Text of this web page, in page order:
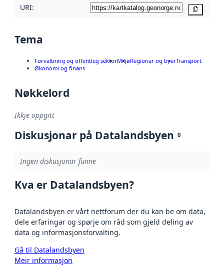
URI:
Tema
Forvaltning og offentleg sektorMiljøRegionar og byarTransport
Økonomi og finans
Nøkkelord
Ikkje oppgitt
Diskusjonar på Datalandsbyen 0
Ingen diskusjonar funne
Kva er Datalandsbyen?
Datalandsbyen er vårt nettforum der du kan be om data,
dele erfaringar og spørje om råd som gjeld deling av
data og informasjonsforvalting.
Gå til Datalandsbyen
Meir informasjon